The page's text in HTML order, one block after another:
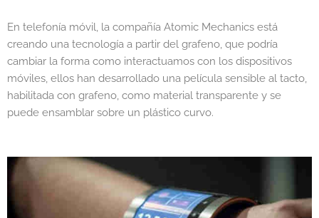
En telefonía móvil, la compañía Atomic Mechanics está
creando una tecnología a partir del grafeno, que podría
cambiar la forma como interactuamos con los dispositivos
móviles, ellos han desarrollado una película sensible al tacto,
habilitada con grafeno, como material transparente y se
puede ensamblar sobre un plástico curvo.